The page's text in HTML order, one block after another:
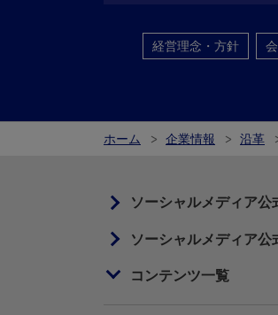
経営理念・方針
ホーム 企業情報 沿革
ソーシャルメディア公
ソーシャルメディア
コンテンツ一覧